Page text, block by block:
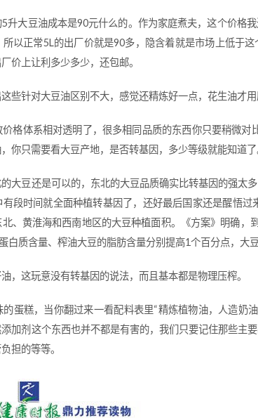
升大豆油成本是90元什么的。作为家庭煮夫，这个价格
以正常5L的出厂价就是90多，隐含着就是市场上低于
价上让利多少多少，还包邮。
些针对大豆油区别不大，感觉还精炼好一点，花生油才用
格体系相对透明了，很多相同品质的东西你只要稍微对
你只需要看大豆产地，是否转基因，多少等级就能知道了
大豆还是可以的，东北的大豆品质确实比转基因的强太
有段时间就全面种植转基因了，还好最后国家还是醒悟
、黄淮海和西南地区的大豆种植面积。《方案》明确，
白质含量、榨油大豆的脂肪含量分别提高1个百分点，大
，这玩意没有转基因的说法，而且基本都是物理压榨。
蛋糕，当你翻过来一看配料表里“精炼植物油，人造奶
添加剂这个东西也并不都是有害的，我们只要记住那些主
担的等等。